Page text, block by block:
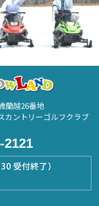
蘭越26番地
カントリーゴルフクラブ
2121
30 受付終了）